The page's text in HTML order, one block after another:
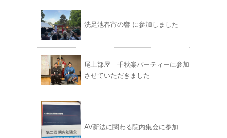
洗足池春宵の響 に参加しました
尾上部屋 千秋楽パーティーに参加
させていただきました
AV新法に関わる院内集会に参加